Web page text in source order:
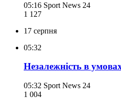
05:16 Sport News 24
1 127
17 серпня
05:32
Незалежність в
05:32 Sport News 24
1 004